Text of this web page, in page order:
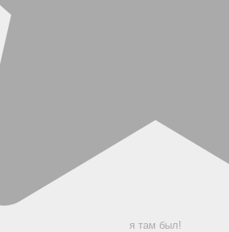
я там был!